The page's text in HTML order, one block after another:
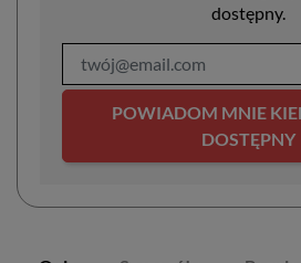
dostępny.
POWIADOM MNIE
DOSTĘPNY